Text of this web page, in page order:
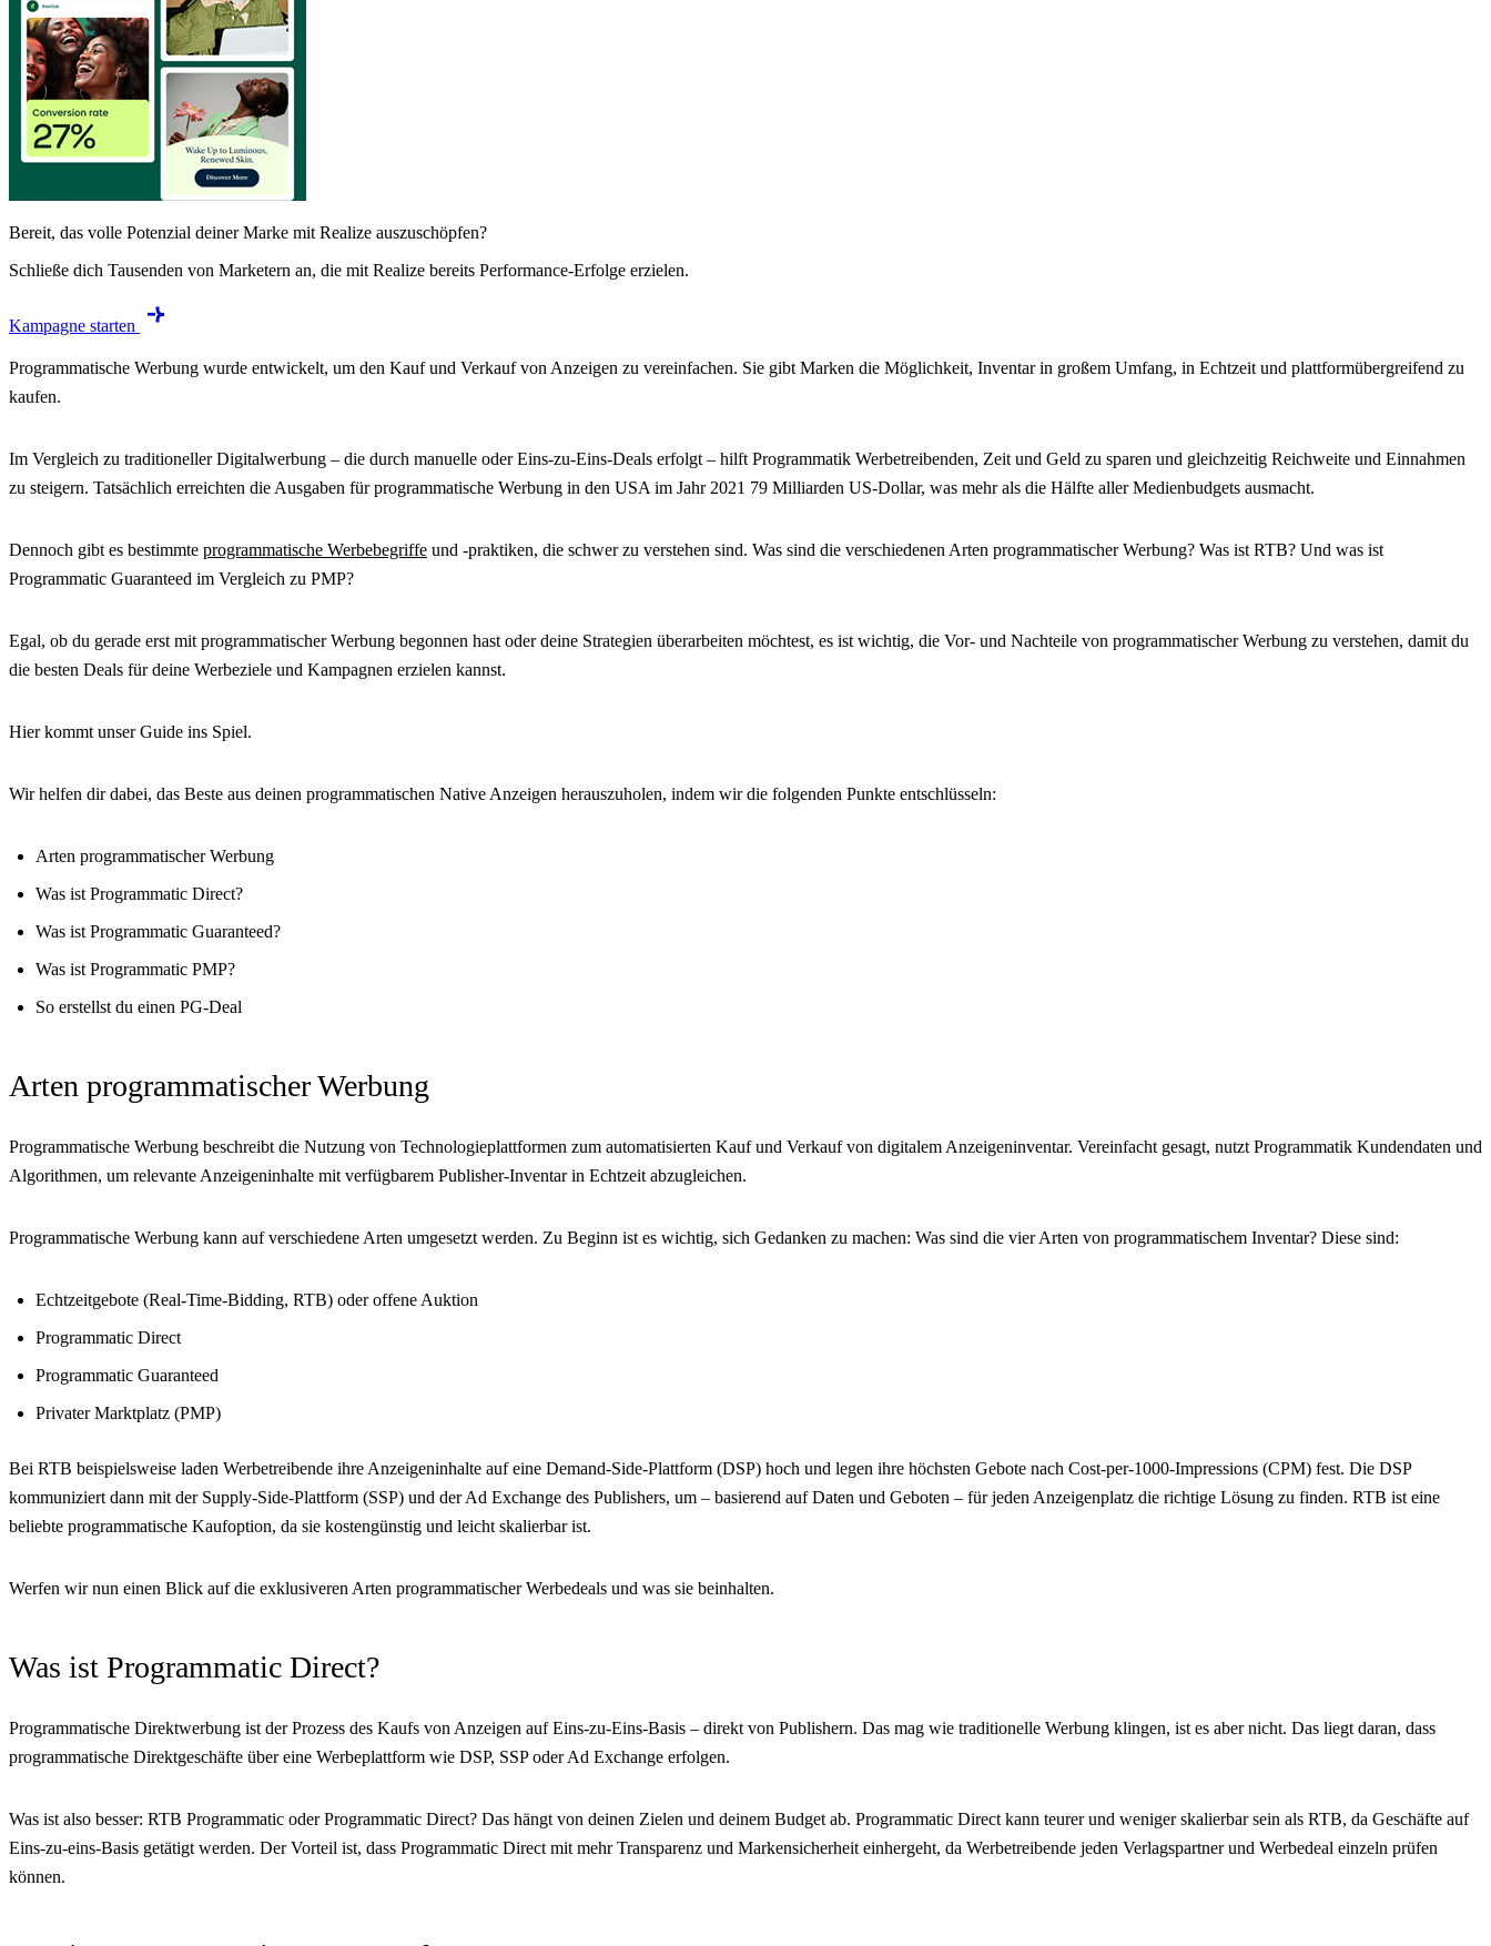
Bereit, das volle Potenzial deiner Marke mit Realize auszuschöpfen?
Schließe dich Tausenden von Marketern an, die mit Realize bereits Performance-Erfolge erzielen.
Kampagne starten
Programmatische Werbung wurde entwickelt, um den Kauf und Verkauf von Anzeigen zu vereinfachen. Sie gibt Marken die Möglichkeit, Inventar in großem Umfang, in Echtzeit und plattformübergreifend zu
kaufen.
Im Vergleich zu traditioneller Digitalwerbung – die durch manuelle oder Eins-zu-Eins-Deals erfolgt – hilft Programmatik Werbetreibenden, Zeit und Geld zu sparen und gleichzeitig Reichweite und Einnahmen
zu steigern. Tatsächlich erreichten die Ausgaben für programmatische Werbung in den USA im Jahr 2021 79 Milliarden US-Dollar, was mehr als die Hälfte aller Medienbudgets ausmacht.
Dennoch gibt es bestimmte programmatische Werbebegriffe und -praktiken, die schwer zu verstehen sind. Was sind die verschiedenen Arten programmatischer Werbung? Was ist RTB? Und was ist
Programmatic Guaranteed im Vergleich zu PMP?
Egal, ob du gerade erst mit programmatischer Werbung begonnen hast oder deine Strategien überarbeiten möchtest, es ist wichtig, die Vor- und Nachteile von programmatischer Werbung zu verstehen, damit du
die besten Deals für deine Werbeziele und Kampagnen erzielen kannst.
Hier kommt unser Guide ins Spiel.
Wir helfen dir dabei, das Beste aus deinen programmatischen Native Anzeigen herauszuholen, indem wir die folgenden Punkte entschlüsseln:
Arten programmatischer Werbung
Was ist Programmatic Direct?
Was ist Programmatic Guaranteed?
Was ist Programmatic PMP?
So erstellst du einen PG-Deal
Arten programmatischer Werbung
Programmatische Werbung beschreibt die Nutzung von Technologieplattformen zum automatisierten Kauf und Verkauf von digitalem Anzeigeninventar. Vereinfacht gesagt, nutzt Programmatik Kundendaten und
Algorithmen, um relevante Anzeigeninhalte mit verfügbarem Publisher-Inventar in Echtzeit abzugleichen.
Programmatische Werbung kann auf verschiedene Arten umgesetzt werden. Zu Beginn ist es wichtig, sich Gedanken zu machen: Was sind die vier Arten von programmatischem Inventar? Diese sind:
Echtzeitgebote (Real-Time-Bidding, RTB) oder offene Auktion
Programmatic Direct
Programmatic Guaranteed
Privater Marktplatz (PMP)
Bei RTB beispielsweise laden Werbetreibende ihre Anzeigeninhalte auf eine Demand-Side-Plattform (DSP) hoch und legen ihre höchsten Gebote nach Cost-per-1000-Impressions (CPM) fest. Die DSP
kommuniziert dann mit der Supply-Side-Plattform (SSP) und der Ad Exchange des Publishers, um – basierend auf Daten und Geboten – für jeden Anzeigenplatz die richtige Lösung zu finden. RTB ist eine
beliebte programmatische Kaufoption, da sie kostengünstig und leicht skalierbar ist.
Werfen wir nun einen Blick auf die exklusiveren Arten programmatischer Werbedeals und was sie beinhalten.
Was ist Programmatic Direct?
Programmatische Direktwerbung ist der Prozess des Kaufs von Anzeigen auf Eins-zu-Eins-Basis – direkt von Publishern. Das mag wie traditionelle Werbung klingen, ist es aber nicht. Das liegt daran, dass
programmatische Direktgeschäfte über eine Werbeplattform wie DSP, SSP oder Ad Exchange erfolgen.
Was ist also besser: RTB Programmatic oder Programmatic Direct? Das hängt von deinen Zielen und deinem Budget ab. Programmatic Direct kann teurer und weniger skalierbar sein als RTB, da Geschäfte auf
Eins-zu-eins-Basis getätigt werden. Der Vorteil ist, dass Programmatic Direct mit mehr Transparenz und Markensicherheit einhergeht, da Werbetreibende jeden Verlagspartner und Werbedeal einzeln prüfen
können.